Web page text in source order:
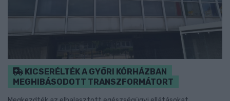
KICSERÉLTÉK A GYŐRI KÓRHÁZBAN
MEGHIBÁSODOTT TRANSZFORMÁTORT